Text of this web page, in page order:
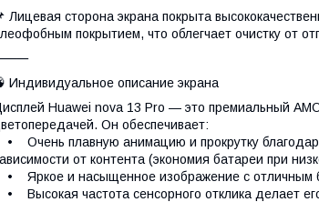
Лицевая сторона экрана покрыта
покрытием, что облегчает очистку от
Индивидуальное описание экрана
Huawei nova 13 Pro — это премиальный
Он обеспечивает:
• Очень плавную анимацию и прокрутку
от контента (экономия батареи при
• Яркое и насыщенное изображение с отличным
• Высокая частота сенсорного отклика делает